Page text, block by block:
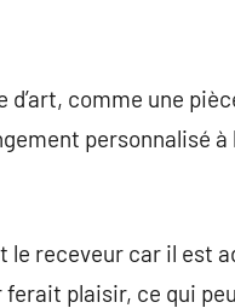
comme une
personnalisé
le receveur car il est
plaisir, ce qui